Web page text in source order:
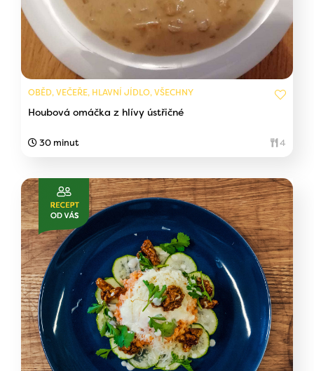
OBĚD, VEČEŘE, HLAVNÍ JÍDLO, VŠECHNY
Houbová omáčka z hlívy ústřičné
30 minut 4